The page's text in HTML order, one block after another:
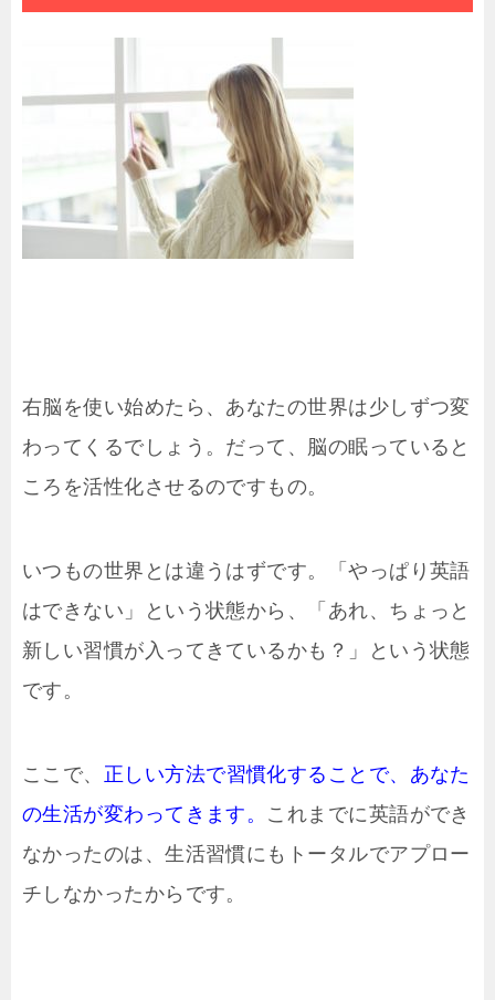
右脳を使い始めたら、あなたの世界は少しずつ変
わってくるでしょう。だって、脳の眠っていると
ころを活性化させるのですもの。
いつもの世界とは違うはずです。「やっぱり英語
はできない」という状態から、「あれ、ちょっと
新しい習慣が入ってきているかも？」という状態
です。
ここで、 正しい方法で習慣化することで、あなた
の生活が変わってきます。 これまでに英語ができ
なかったのは、生活習慣にもトータルでアプロー
チしなかったからです。